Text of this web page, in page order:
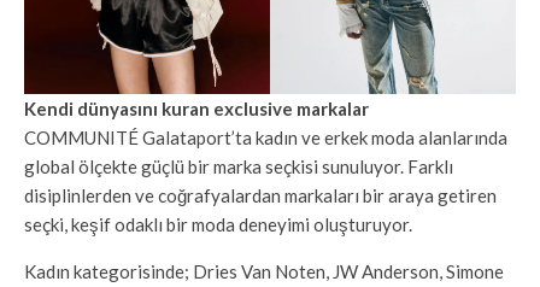
Kendi dünyasını kuran exclusive markalar
COMMUNITÉ Galataport’ta kadın ve erkek moda alanlarında
global ölçekte güçlü bir marka seçkisi sunuluyor. Farklı
disiplinlerden ve coğrafyalardan markaları bir araya getiren
seçki, keşif odaklı bir moda deneyimi oluşturuyor.
Kadın kategorisinde; Dries Van Noten, JW Anderson, Simone